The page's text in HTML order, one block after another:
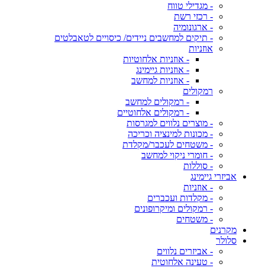
- מגדילי טווח
- רכזי רשת
- ארגונומיה
- תיקים למחשבים ניידים/ כיסויים לטאבלטים
אוזניות
- אוזניות אלחוטיות
- אוזניות גיימינג
- אוזניות למחשב
רמקולים
- רמקולים למחשב
- רמקולים אלחוטיים
- מוצרים נלווים למגרסות
- מכונות למינציה וכריכה
- משטחים לעכבר/מקלדת
- חומרי ניקוי למחשב
- סוללות
אביזרי גיימינג
- אוזניות
- מקלדות ועכברים
- רמקולים ומיקרופונים
- משטחים
מקרנים
סלולר
- אביזרים נלווים
- טעינה אלחוטית